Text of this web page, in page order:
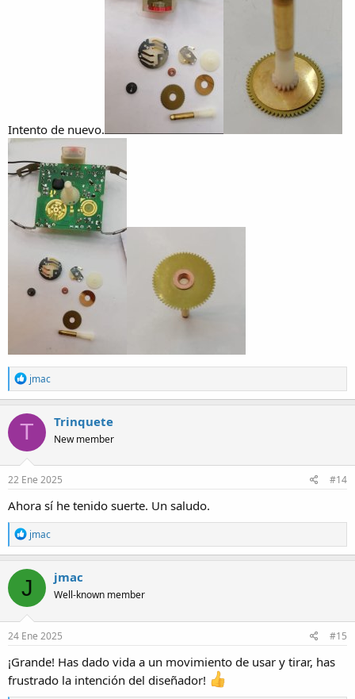
Intento de nuevo.
R
e
a
c
t
o
n
s
jmac
T Trinquete
New member
22 Ene 2025 #14
Ahora sí he tenido suerte. Un saludo.
R
e
a
c
t
i
o
n
s
jmac
J jmac
Well-known member
24 Ene 2025 #15
¡Grande! Has dado vida a un movimiento de usar y tirar, has
frustrado la intención del diseñador!